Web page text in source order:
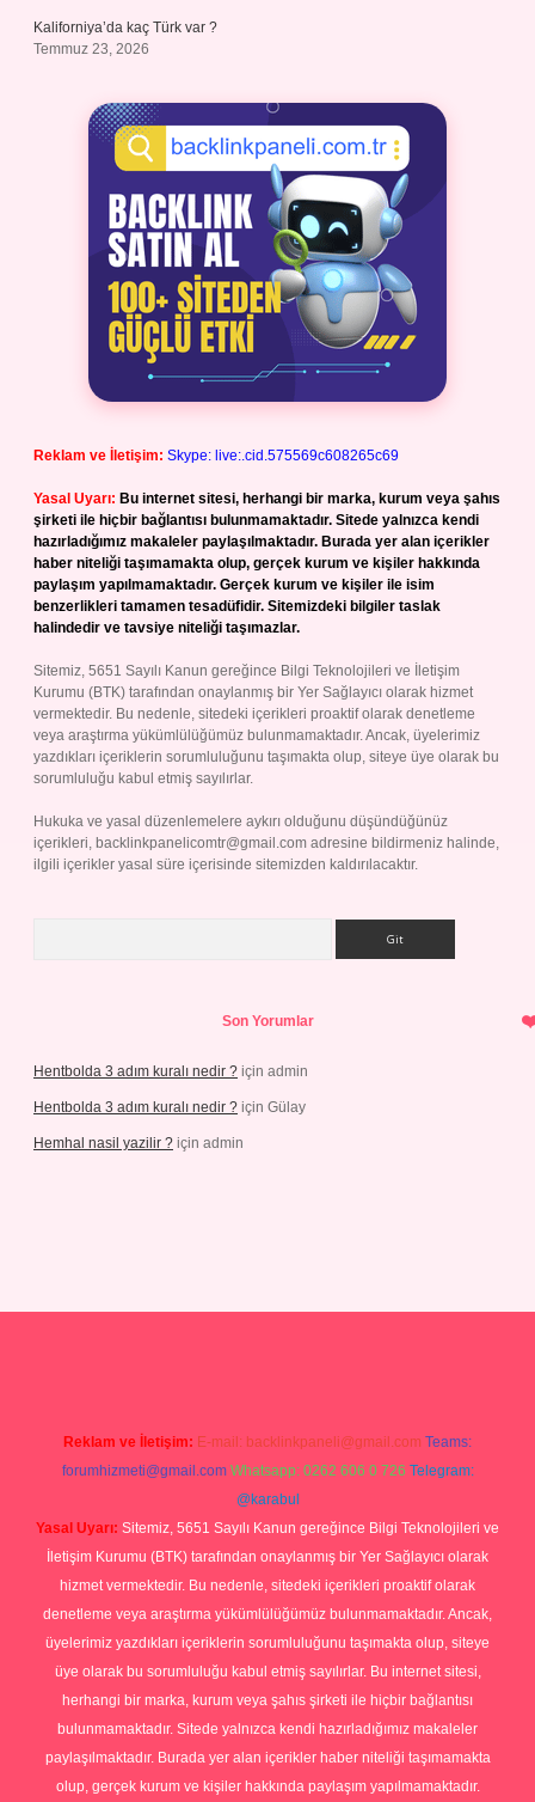
Kaliforniya’da kaç Türk var ?
Temmuz 23, 2026
Reklam ve İletişim: Skype: live:.cid.575569c608265c69
Yasal Uyarı: Bu internet sitesi, herhangi bir marka, kurum veya şahıs
şirketi ile hiçbir bağlantısı bulunmamaktadır. Sitede yalnızca kendi
hazırladığımız makaleler paylaşılmaktadır. Burada yer alan içerikler
haber niteliği taşımamakta olup, gerçek kurum ve kişiler hakkında
paylaşım yapılmamaktadır. Gerçek kurum ve kişiler ile isim
benzerlikleri tamamen tesadüfidir. Sitemizdeki bilgiler taslak
halindedir ve tavsiye niteliği taşımazlar.
Sitemiz, 5651 Sayılı Kanun gereğince Bilgi Teknolojileri ve İletişim
Kurumu (BTK) tarafından onaylanmış bir Yer Sağlayıcı olarak hizmet
vermektedir. Bu nedenle, sitedeki içerikleri proaktif olarak denetleme
veya araştırma yükümlülüğümüz bulunmamaktadır. Ancak, üyelerimiz
yazdıkları içeriklerin sorumluluğunu taşımakta olup, siteye üye olarak bu
sorumluluğu kabul etmiş sayılırlar.
Hukuka ve yasal düzenlemelere aykırı olduğunu düşündüğünüz
içerikleri, backlinkpanelicomtr@gmail.com adresine bildirmeniz halinde,
ilgili içerikler yasal süre içerisinde sitemizden kaldırılacaktır.
Son Yorumlar
Hentbolda 3 adım kuralı nedir ? için admin
Hentbolda 3 adım kuralı nedir ? için Gülay
Hemhal nasil yazilir ? için admin
Reklam ve İletişim: E-mail: backlinkpaneli@gmail.com Teams:
forumhizmeti@gmail.com Whatsapp: 0262 606 0 726 Telegram:
@karabul
Yasal Uyarı: Sitemiz, 5651 Sayılı Kanun gereğince Bilgi Teknolojileri ve
İletişim Kurumu (BTK) tarafından onaylanmış bir Yer Sağlayıcı olarak
hizmet vermektedir. Bu nedenle, sitedeki içerikleri proaktif olarak
denetleme veya araştırma yükümlülüğümüz bulunmamaktadır. Ancak,
üyelerimiz yazdıkları içeriklerin sorumluluğunu taşımakta olup, siteye
üye olarak bu sorumluluğu kabul etmiş sayılırlar. Bu internet sitesi,
herhangi bir marka, kurum veya şahıs şirketi ile hiçbir bağlantısı
bulunmamaktadır. Sitede yalnızca kendi hazırladığımız makaleler
paylaşılmaktadır. Burada yer alan içerikler haber niteliği taşımamakta
olup, gerçek kurum ve kişiler hakkında paylaşım yapılmamaktadır.